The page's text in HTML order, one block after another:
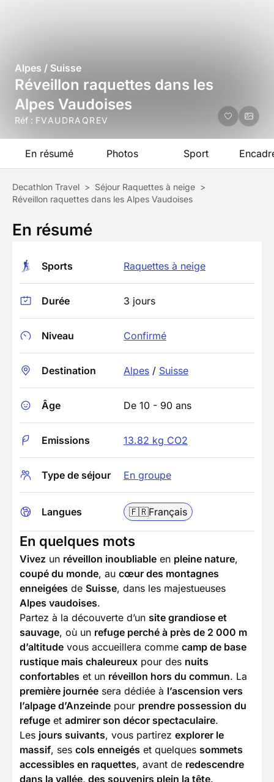
Alpes / Suisse
Réveillon raquettes dans les
Alpes Vaudoises
Réf : FVAUDRAQREV
En résumé Photos Sport
Decathlon Travel > Séjour Raquettes à neige >
Réveillon raquettes dans les Alpes Vaudoises
En résumé
Sports Raquettes à neige
Durée 3 jours
Niveau Confirmé
Destination Alpes / Suisse
Âge De 10 - 90 ans
Emissions 13.82 kg CO2
Type de séjour En groupe
Langues 🇫🇷Français
En quelques mots
Vivez un réveillon inoubliable en pleine nature,
coupé du monde, au cœur des montagnes
enneigées de Suisse, dans les majestueuses
Alpes vaudoises.
Partez à la découverte d’un site grandiose et
sauvage, où un refuge perché à près de 2 000 m
d’altitude vous accueillera comme camp de base
rustique mais chaleureux pour des nuits
confortables et un réveillon hors du commun. La
première journée sera dédiée à l’ascension vers
l’alpage d’Anzeinde pour prendre possession du
refuge et admirer son décor spectaculaire.
Les jours suivants, vous partirez explorer le
massif, ses cols enneigés et quelques sommets
accessibles en raquettes, avant de redescendre
dans la vallée, des souvenirs plein la tête.